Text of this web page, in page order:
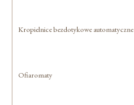
Kropielnice bezdotykowe automatyczne
Ofiaromaty